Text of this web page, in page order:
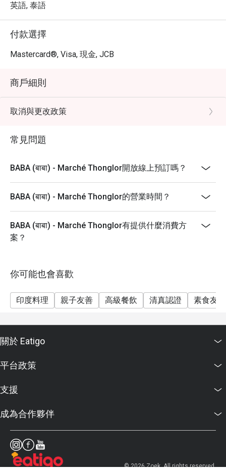
英語, 泰語
付款選擇
Mastercard®, Visa, 現金, JCB
商戶細則
取消與更改政策
常見問題
BABA (बाबा) - Marché Thonglor開放線上預訂嗎？
BABA (बाबा) - Marché Thonglor的營業時間？
BABA (बाबा) - Marché Thonglor有提供什麼消費方
案？
你可能也會喜歡
印度料理 親子友善 高級餐飲 清真認證 素食友善
關於 Eatigo
平台政策
支援
成為合作夥伴
© 2026 Zoek. All rights reserved.